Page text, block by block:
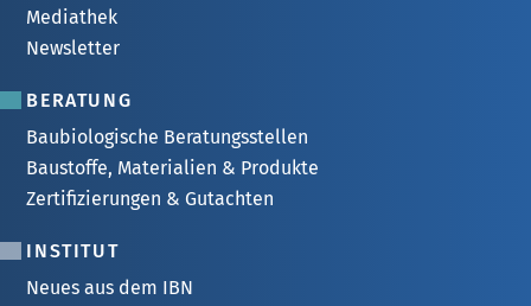
Mediathek
Newsletter
BERATUNG
Baubiologische Beratungsstellen
Baustoffe, Materialien & Produkte
Zertifizierungen & Gutachten
INSTITUT
Neues aus dem IBN